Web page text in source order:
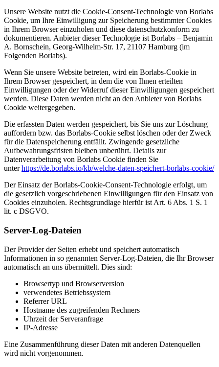
Unsere Website nutzt die Cookie-Consent-Technologie von Borlabs
Cookie, um Ihre Einwilligung zur Speicherung bestimmter Cookies
in Ihrem Browser einzuholen und diese datenschutzkonform zu
dokumentieren. Anbieter dieser Technologie ist Borlabs – Benjamin
A. Bornschein, Georg-Wilhelm-Str. 17, 21107 Hamburg (im
Folgenden Borlabs).
Wenn Sie unsere Website betreten, wird ein Borlabs-Cookie in
Ihrem Browser gespeichert, in dem die von Ihnen erteilten
Einwilligungen oder der Widerruf dieser Einwilligungen gespeichert
werden. Diese Daten werden nicht an den Anbieter von Borlabs
Cookie weitergegeben.
Die erfassten Daten werden gespeichert, bis Sie uns zur Löschung
auffordern bzw. das Borlabs-Cookie selbst löschen oder der Zweck
für die Datenspeicherung entfällt. Zwingende gesetzliche
Aufbewahrungsfristen bleiben unberührt. Details zur
Datenverarbeitung von Borlabs Cookie finden Sie
unterhttps://de.borlabs.io/kb/welche-daten-speichert-borlabs-cookie/
Der Einsatz der Borlabs-Cookie-Consent-Technologie erfolgt, um
die gesetzlich vorgeschriebenen Einwilligungen für den Einsatz von
Cookies einzuholen. Rechtsgrundlage hierfür ist Art. 6 Abs. 1 S. 1
lit. c DSGVO.
Server-Log-Dateien
Der Provider der Seiten erhebt und speichert automatisch
Informationen in so genannten Server-Log-Dateien, die Ihr Browser
automatisch an uns übermittelt. Dies sind:
Browsertyp und Browserversion
verwendetes Betriebssystem
Referrer URL
Hostname des zugreifenden Rechners
Uhrzeit der Serveranfrage
IP-Adresse
Eine Zusammenführung dieser Daten mit anderen Datenquellen
wird nicht vorgenommen.